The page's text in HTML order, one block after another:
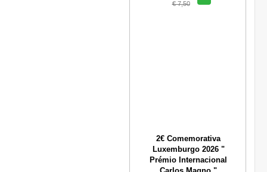
€ 7,50
2€ Comemorativa
Luxemburgo 2026 "
Prémio Internacional